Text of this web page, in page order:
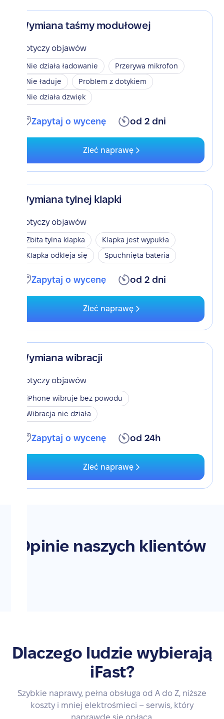
Wymiana taśmy modułowej
Dotyczy objawów
Nie działa ładowanie
Przerywa mikrofon
Nie ładuje
Problem z dotykiem
Nie działa dzwięk
Zapytaj o wycenę od 2 dni
Zleć naprawę
Wymiana tylnej klapki
Dotyczy objawów
Zbita tylna klapka
Klapka jest wypukła
Klapka odkleja się
Spuchnięta bateria
Zapytaj o wycenę od 2 dni
Zleć naprawę
Wymiana wibracji
Dotyczy objawów
iPhone wibruje bez powodu
Wibracja nie działa
Zapytaj o wycenę od 24h
Zleć naprawę
Opinie naszych klientów
Dlaczego ludzie wybierają
iFast?
Szybkie naprawy, pełna obsługa od A do Z, niższe
koszty i mniej elektrośmieci – serwis, który
naprawdę się opłaca.